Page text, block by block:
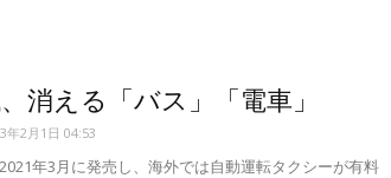
動
消える「バス」「電車」
年2月1日 04:53
年3月に発売し、海外では自動運転タクシーが有料